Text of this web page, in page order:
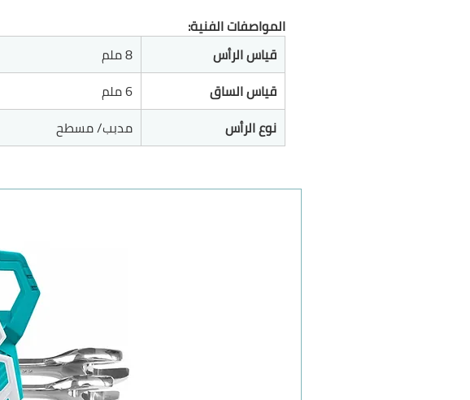
المواصفات الفنية:
قياس الرأس
8 ملم
قياس الساق
6 ملم
نوع الرأس
مدبب/ مسطح